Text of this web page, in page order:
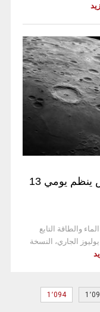
المركز الوطني حول الماء بمراكش ينظم يومي 13
والطاقة التابع
لجامعة القاضي عياض بمراكش، يومي 13 و14 يوليوز الجاري، النسخة
1٬094